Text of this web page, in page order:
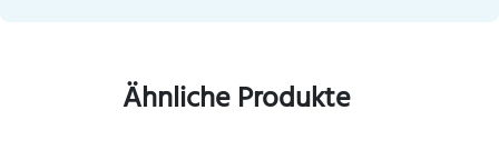
Ähnliche Produkte